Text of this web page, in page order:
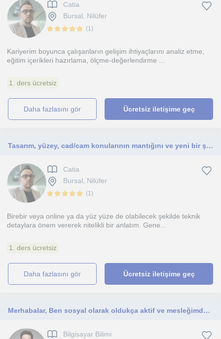
Catia
Bursal, Nilüfer
(1)
Kariyerim boyunca çalışanların gelişim ihtiyaçlarını analiz etme,
eğitim içerikleri hazırlama, ölçme-değerlendirme ...
1. ders ücretsiz
daha fazlasını gör Ücretsiz iletişime geç
Tasarım, yüzey, cad/cam konularının mantığını ve yeni bir şeyler öğrenmek için faydalı bir anlatım.
Catia
Bursal, Nilüfer
(1)
Birebir veya online ya da yüz yüze de olabilecek şekilde teknik
detaylara önem vererek nitelikli bir anlatım. Gene...
1. ders ücretsiz
daha fazlasını gör Ücretsiz iletişime geç
Merhabalar, Ben sosyal olarak oldukça aktif ve mesleğimde profesyonelleşmiş bir bilgisayar mühendisiyim.
Bilgisayar Bilimi